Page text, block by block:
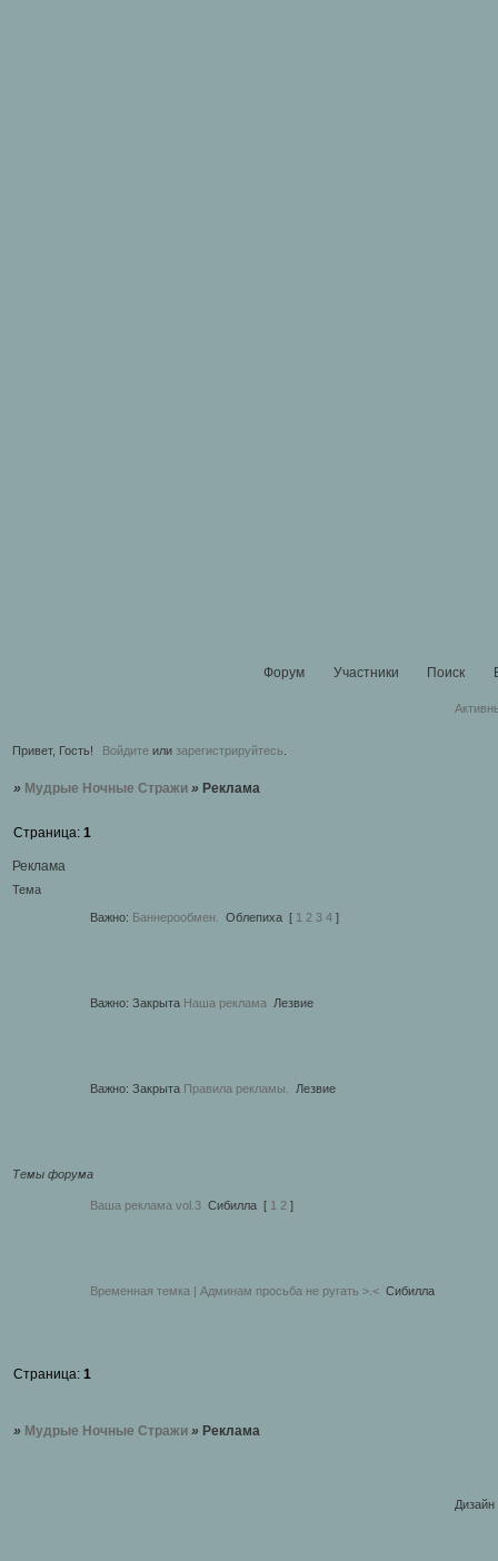
Форум Участники Поиск
Привет, Гость! Войдите или зарегистрируйтесь.
» Мудрые Ночные Стражи » Реклама
Реклама
Страница: 1
Тема
Важно: Баннерообмен. Облепиха [ 1 2 3 4 ]
Важно: Закрыта Наша реклама Лезвие
Важно: Закрыта Правила рекламы. Лезвие
Темы форума
Ваша реклама vol.3 Сибилла [ 1 2 ]
Временная темка | Админам просьба не ругать >.< Сибилла
Страница: 1
» Мудрые Ночные Стражи » Реклама